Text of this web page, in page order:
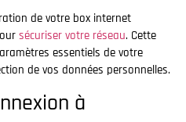
de votre box internet
sécuriser votre réseau. Cette
essentiels de votre
de vos données personnelles.
à